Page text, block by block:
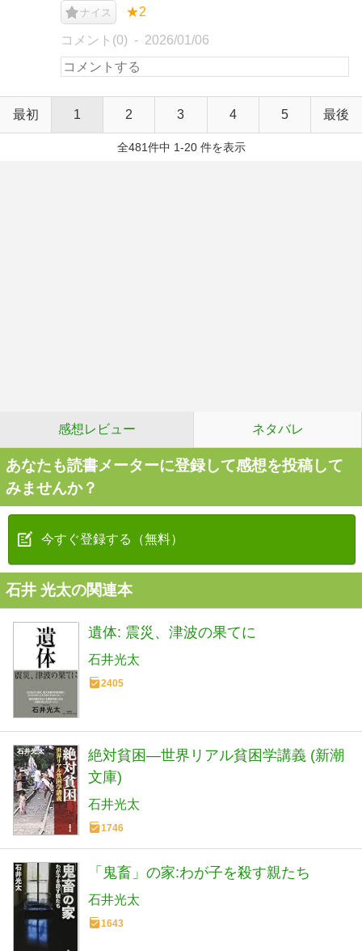
ナイス ★2
コメント(0) 2026/01/06
最初 1 2 3 4 5 最後
全481件中 1-20 件を表示
感想レビュー ネタバレ
あなたも読書メーターに登録して感想を投稿して
みませんか？
今すぐ登録する（無料）
石井 光太の関連本
遺体: 震災、津波の果てに
石井光太
2405
絶対貧困―世界リアル貧困学講義 (新潮
文庫)
石井光太
1746
「鬼畜」の家:わが子を殺す親たち
石井光太
1643